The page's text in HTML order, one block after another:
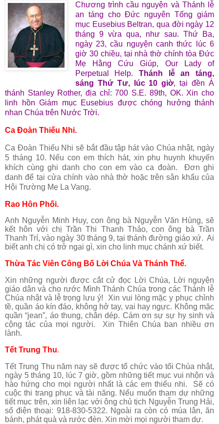
Chương trình cầu nguyện và Thánh lễ
an táng cho Đức nguyên Tổng giám
mục Eusebius Beltran, qua đời ngày 12
tháng 9 vừa qua, như sau. Thứ Ba,
ngày 23, cầu nguyện canh thức lúc 6
giờ 30 chiều, tại nhà thờ chính tòa Đức
Mẹ Hằng Cứu Giúp, Our Lady of
Perpetual Help.Thánh lễ an táng,
sáng Thứ Tư, lúc 10 giờ, tại đền Á
thánh Stanley Rother, địa chỉ: 700 S.E. 89th, OK. Xin cho
linh hồn Giám mục Eusebius được chóng hưởng thánh
nhan Chúa trên Nước Trời.
Ca Đoàn Thiếu Nhi.
Ca Đoàn Thiếu Nhi sẽ bắt đầu tập hát vào Chúa nhật, ngày
5 tháng 10. Nếu con em thích hát, xin phụ huynh khuyến
khích cùng ghi danh cho con em vào ca đoàn. Đơn ghi
danh để tại cửa chính vào nhà thờ hoặc trên sân khấu của
Hội Trường Mẹ La Vang.
Rao Hôn Phối.
Anh Nguyễn Minh Huy, con ông bà Nguyễn Văn Hùng, sẽ
kết hôn với chị Trần Thi Thanh Thảo, con ông bà Trần
Thanh Trí, vào ngày 30 tháng 9, tại thánh đường giáo xứ. Ai
biết anh chị có trở ngại gì, xin cho linh mục chánh xứ biết.
Thừa Tác Viên Công Bố Lời Chúa Và Thánh Thể.
Xin những người được cắt cử đọc Lời Chúa, Lời nguyện
giáo dân và cho rước Mình Thánh Chúa trong các Thánh lễ
Chúa nhật và lễ trọng lưu ý! Xin vui lòng mặc y phục chỉnh
tề, quần áo kín đáo, không hở tay, vai hay ngực. Không mặc
quần “jean”, áo thung, chân dép. Cám ơn sự sự hy sinh và
cộng tác của mọi người. Xin Thiên Chúa ban nhiều ơn
lành.
Tết Trung Thu.
Tết Trung Thu năm nay sẽ được tổ chức vào tối Chúa nhật,
ngày 5 tháng 10, lúc 7 giờ, gồm những tiết mục vui nhộn và
hào hứng cho mọi người nhất là các em thiếu nhi. Sẽ có
cuộc thi trang phục và tài năng. Nếu muốn tham dự những
tiết mục trên, xin liên lạc với ông chủ tịch Nguyễn Trung Hải,
số điện thoại: 918-830-5322. Ngoài ra còn có múa lân, ăn
bánh, phát quà và rước đèn. Xin mời mọi người tham dự.